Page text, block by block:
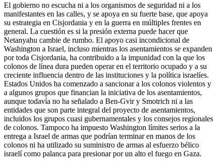
El gobierno no escucha ni a los organismos de seguridad ni a los
manifestantes en las calles, y se apoya en su fuerte base, que apoya
su estrategia en Cisjordania y en la guerra en múltiples frentes en
general. La cuestión es si la presión externa puede hacer que
Netanyahu cambie de rumbo. El apoyo casi incondicional de
Washington a Israel, incluso mientras los asentamientos se expanden
por toda Cisjordania, ha contribuido a la impunidad con la que los
colonos de línea dura pueden operar en el territorio ocupado y a su
creciente influencia dentro de las instituciones y la política israelíes.
Estados Unidos ha comenzado a sancionar a los colonos violentos y
a algunos grupos que financian la iniciativa de los asentamientos,
aunque todavía no ha señalado a Ben-Gvir y Smotrich ni a las
entidades que son parte integral del proyecto de asentamientos,
incluidos los grupos cuasi gubernamentales y los consejos regionales
de colonos. Tampoco ha impuesto Washington límites serios a la
entrega a Israel de armas que podrían terminar en manos de los
colonos ni ha utilizado su suministro de armas al esfuerzo bélico
israelí como palanca para presionar por un alto el fuego en Gaza.